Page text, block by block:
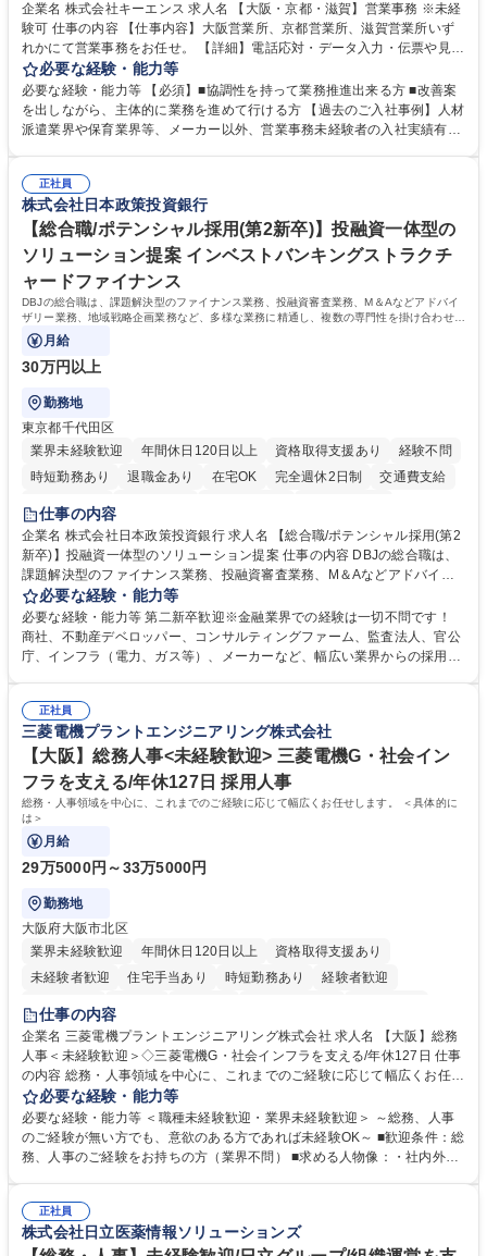
企業名 株式会社キーエンス 求人名 【大阪・京都・滋賀】営業事務 ※未経
験可 仕事の内容 【仕事内容】大阪営業所、京都営業所、滋賀営業所いず
れかにて営業事務をお任せ。 【詳細】電話応対・データ入力・伝票や見積
の作成・カタログ送付・来客対応・営業所内で発生する事務業務や業務改
善をお任せ。 【教育制度】ご入社後、育成担当とペアになりながらOJTに
て業務を覚えていただくことが可能です。業務システムがきちんと構築さ
れているため、スムーズに仕事に慣れることができる環境です。また、
募集職種 【大阪・京都・滋賀】営業事務 ※未経験可
必要な経験・能力等
必要な経験・能力等 【必須】■協調性を持って業務推進出来る方 ■改善案
を出しながら、主体的に業務を進めて行ける方 【過去のご入社事例】人材
派遣業界や保育業界等、メーカー以外、営業事務未経験者の入社実績有
えて、お客様や社員の状況に合わせ、能動的なサポート、改善の動きも期
待され。組織を支えるスペシャリストとして、チームに貢献し、結果的に
社員から頼られる存在になることができます。平均19:30の退勤以降の業
務の持ち帰りも禁止されており、メリハリのある働き方となります。 学
歴・資格 学歴：大学院 大学 高専 短大 語学力： 資格：
正社員
株式会社日本政策投資銀行
【総合職/ポテンシャル採用(第2新卒)】投融資一体型の
ソリューション提案 インベストバンキングストラクチ
ャードファイナンス
DBJの総合職は、課題解決型のファイナンス業務、投融資審査業務、M＆Aなどアドバイ
ザリー業務、地域戦略企画業務など、多様な業務に精通し、複数の専門性を掛け合わせて
広く社会に貢献していく職種です。
月給
30万円以上
勤務地
東京都千代田区
業界未経験歓迎
年間休日120日以上 資格取得支援あり
経験不問
時短勤務あり
退職金あり 在宅OK 完全週休2日制
交通費支給
駅近5分以内
食事補助あり
託児所あり
仕事の内容
企業名 株式会社日本政策投資銀行 求人名 【総合職/ポテンシャル採用(第2
新卒)】投融資一体型のソリューション提案 仕事の内容 DBJの総合職は、
課題解決型のファイナンス業務、投融資審査業務、M＆Aなどアドバイザ
リー業務、地域戦略企画業務など、多様な業務に精通し、複数の専門性を
掛け合わせて広く社会に貢献していく職種です。 入社後は、横断的なロー
テーションを経て適性や専門性に応じたキャリアを形成していただきま
す。総合職として入社いただき、下記いずれかの部門でご活躍いただきま
ート・ナレッジ業務 ※それぞれの業務内容に関しては、別途その他労働条
件備考欄に記載 募集職種 【総合職/ポテンシャル採用(第2新卒)】投融資一
体型のソリューション提案
必要な経験・能力等
必要な経験・能力等 第二新卒歓迎※金融業界での経験は一切不問です！
商社、不動産デベロッパー、コンサルティングファーム、監査法人、官公
庁、インフラ（電力、ガス等）、メーカーなど、幅広い業界からの採用実
く高い志を併せもった人材を求めています。ポテンシャル採用（第2新
卒）では、金融業界での経験や知識を問いません。新たな時代を見据え
て、複雑化する社会課題の解決に向けて先鞭をつける役割を担いたい、と
いう気概をお持ちの方を心待ちにしています。 学歴・資格 学歴：大学院
大学 語学力： 資格：
正社員
三菱電機プラントエンジニアリング株式会社
【大阪】総務人事<未経験歓迎> 三菱電機G・社会イン
フラを支える/年休127日 採用人事
総務・人事領域を中心に、これまでのご経験に応じて幅広くお任せします。 ＜具体的に
は＞
月給
29万5000円～33万5000円
勤務地
大阪府大阪市北区
業界未経験歓迎
年間休日120日以上
資格取得支援あり
未経験者歓迎
住宅手当あり 時短勤務あり
経験者歓迎
退職金あり
駅近5分以内
土日祝休み 服装自由 寮・社宅あり 食事補助あり
仕事の内容
企業名 三菱電機プラントエンジニアリング株式会社 求人名 【大阪】総務
人事＜未経験歓迎＞◇三菱電機G・社会インフラを支える/年休127日 仕事
の内容 総務・人事領域を中心に、これまでのご経験に応じて幅広くお任せ
します。 ＜具体的には＞ ・総務/人事労務（給与・社保・勤怠管理など）
・採用・教育研修 ・福利厚生運用 など ※基本的には事務所勤務ですが、
採用や教育等の業務内容により、関西圏以外への日帰り・宿泊を伴う国内
出張もございます。 ※担当業務を持ちつつ、お互いに助け合いながら、総
必要な経験・能力等
必要な経験・能力等 ＜職種未経験歓迎・業界未経験歓迎＞ ～総務、人事
のご経験が無い方でも、意欲のある方であれば未経験OK～ ■歓迎条件：総
務、人事のご経験をお持ちの方（業界不問） ■求める人物像：・社内外の
正社員
株式会社日立医薬情報ソリューションズ